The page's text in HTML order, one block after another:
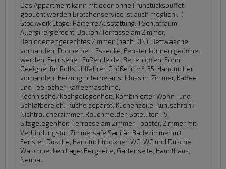
Das Appartment kann mit oder ohne Frühstücksbuffet
gebucht werden,Brötchenservice ist auch möglich :-)
Stockwerk Etage: ParterreAusstattung: 1 Schlafraum,
Allergikergerecht, Balkon/Terrasse am Zimmer,
Behindertengerechtes Zimmer (nach DIN), Bettwäsche
vorhanden, Doppelbett, Essecke, Fenster können geöffnet
werden, Fernseher, Fußende der Betten offen, Föhn,
Geeignet für Rollstuhlfahrer, Größe in m²: 35, Handtücher
vorhanden, Heizung, Internetanschluss im Zimmer, Kaffee
und Teekocher, Kaffeemaschine,
Kochnische/Kochgelegenheit, Kombinierter Wohn- und
Schlafbereich., Küche separat, Küchenzeile, Kühlschrank,
Nichtraucherzimmer, Rauchmelder, Satelliten TV,
Sitzgelegenheit, Terrasse am Zimmer, Toaster, Zimmer mit
Verbindungstür, Zimmersafe Sanitär: Badezimmer mit
Fenster, Dusche, Handtuchtrockner, WC, WC und Dusche,
Waschbecken Lage: Bergseite, Gartenseite, Haupthaus,
Neubau